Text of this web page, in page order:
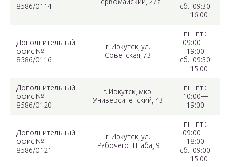
8586/0114
сб.: 09:30
—16:00
Дополнительный
офис №
8586/0116
г. Иркутск, ул.
Советская, 73
пн.-пт.:
09:00—
19:00
сб.: 09:30
—15:00
Дополнительный
офис №
8586/0120
г. Иркутск, мкр.
Университетский, 43
пн.-пт.:
10:00—
19:00
Дополнительный
офис №
8586/0121
г. Иркутск, ул.
Рабочего Штаба, 9
пн.-пт.:
09:00—
18:00
сб.: 09:00
—15:00